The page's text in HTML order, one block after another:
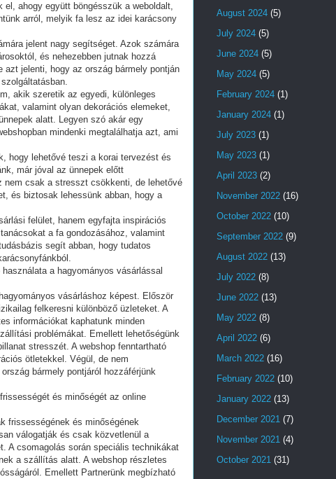
ahogy együtt böngésszük a weboldalt,
arról, melyik fa lesz az idei karácsony
jelent nagy segítséget. Azok számára
és nehezebben jutnak hozzá
jelenti, hogy az ország bármely pontján
akik szeretik az egyedi, különleges
valamint olyan dekorációs elemeket,
alatt. Legyen szó akár egy
mindenki megtalálhatja azt, ami
hogy lehetővé teszi a korai tervezést és
már jóval az ünnepek előtt
nem csak a stresszt csökkenti, de lehetővé
és biztosak lehessünk abban, hogy a
felület, hanem egyfajta inspirációs
a fa gondozásához, valamint
segít abban, hogy tudatos
a hagyományos vásárlással
vásárláshoz képest. Először
felkeresni különböző üzleteket. A
információkat kaphatunk minden
problémákat. Emellett lehetőségünk
stresszét. A webshop fenntartható
ötletekkel. Végül, de nem
bármely pontjáról hozzáférjünk
és minőségét az online
frissességének és minőségének
válogatják és csak közvetlenül a
A csomagolás során speciális technikákat
a szállítás alatt. A webshop részletes
Emellett Partnerünk megbízható
August 2024 (5)
July 2024 (5)
June 2024 (5)
May 2024 (5)
February 2024 (1)
January 2024 (1)
July 2023 (1)
May 2023 (1)
April 2023 (2)
November 2022 (16)
October 2022 (10)
September 2022 (9)
August 2022 (13)
July 2022 (8)
June 2022 (13)
May 2022 (8)
April 2022 (6)
March 2022 (16)
February 2022 (10)
January 2022 (13)
December 2021 (7)
November 2021 (4)
October 2021 (31)